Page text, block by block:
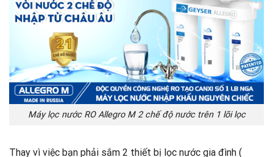
Máy lọc nước RO Allegro M 2 chế độ nước trên 1 lõi lọc
Thay vì việc bạn phải sắm 2 thiết bị lọc nước gia đình (